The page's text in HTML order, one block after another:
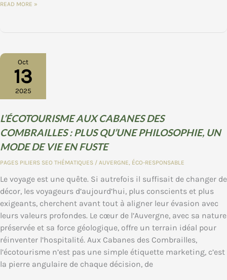
SÉJOUR
REDÉCOUVREZ
DES
COMBRAILLES
READ MORE »
Oct
13
2025
L’ÉCOTOURISME AUX CABANES DES
COMBRAILLES : PLUS QU’UNE PHILOSOPHIE, UN
MODE DE VIE EN FUSTE
PAGES PILIERS SEO THÉMATIQUES / AUVERGNE, ÉCO-RESPONSABLE
Le voyage est une quête. Si autrefois il suffisait de changer de
décor, les voyageurs d’aujourd’hui, plus conscients et plus
exigeants, cherchent avant tout à aligner leur évasion avec
leurs valeurs profondes. Le cœur de l’Auvergne, avec sa nature
préservée et sa force géologique, offre un terrain idéal pour
réinventer l’hospitalité. Aux Cabanes des Combrailles,
l’écotourisme n’est pas une simple étiquette marketing, c’est
la pierre angulaire de chaque décision, de